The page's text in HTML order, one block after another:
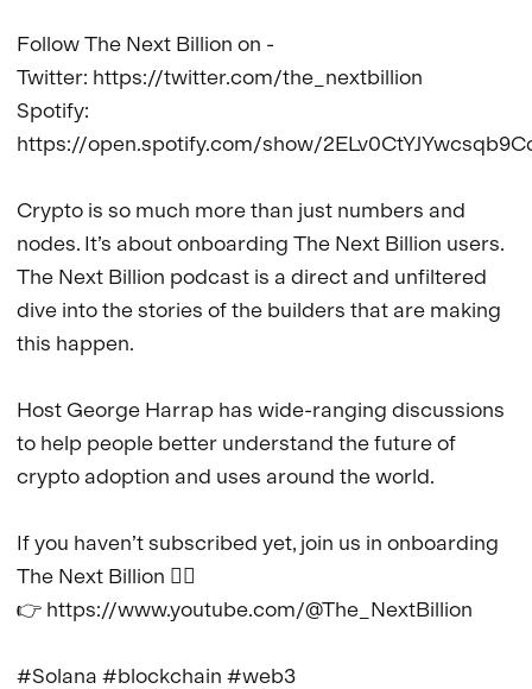
Follow The Next Billion on -
Twitter: https://twitter.com/the_nextbillion
Spotify:
https://open.spotify.com/show/
Crypto is so much more than just numbers and
nodes. It’s about onboarding The Next Billion users.
The Next Billion podcast is a direct and unfiltered
dive into the stories of the builders that are making
this happen.
Host George Harrap has wide-ranging discussions
to help people better understand the future of
crypto adoption and uses around the world.
If you haven’t subscribed yet, join us in onboarding
The Next Billion 👇🏼
👉 https://www.youtube.com/@The_NextBillion
#Solana #blockchain #web3